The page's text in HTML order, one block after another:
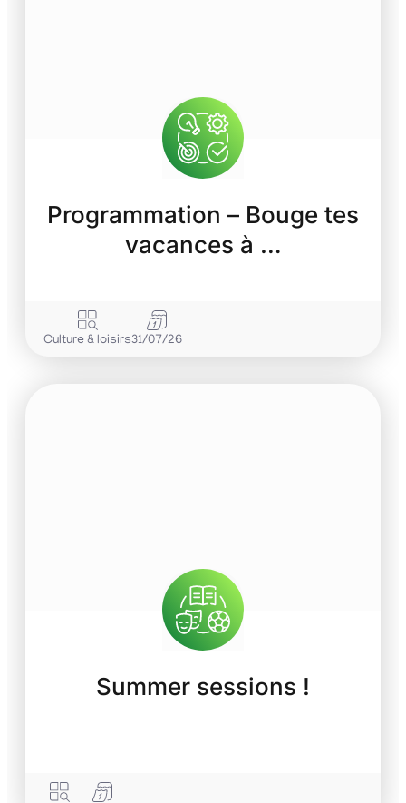
Programmation – Bouge tes
vacances à …
Culture & loisirs31/07/26
Summer sessions !